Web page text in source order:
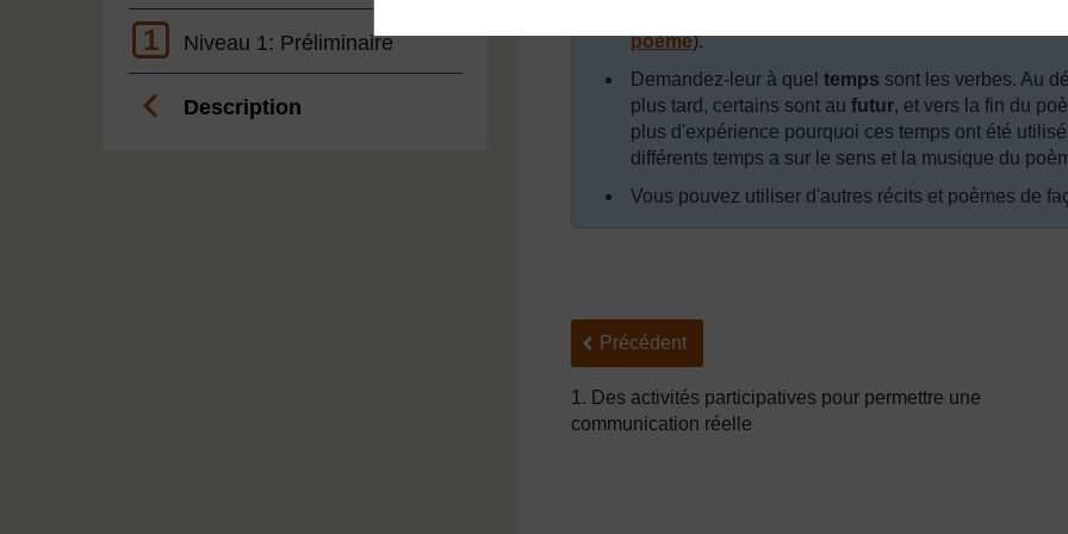
1 Niveau 1: Préliminaire
Description
poème).
Demandez-leur à quel temps sont les verbes. Au
plus tard, certains sont au futur, et vers la fin du
plus d'expérience pourquoi ces temps ont été
différents temps a sur le sens et la musique du
Vous pouvez utiliser d'autres récits et poèmes de
Précédent
Précédent
1. Des activités participatives pour permettre une
communication réelle